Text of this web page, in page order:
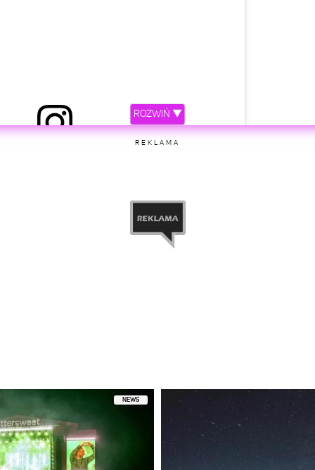
Patrycja Mołczanow (@patrycjamolczanow)
ROZWIŃ ▼
REKLAMA
NEWS